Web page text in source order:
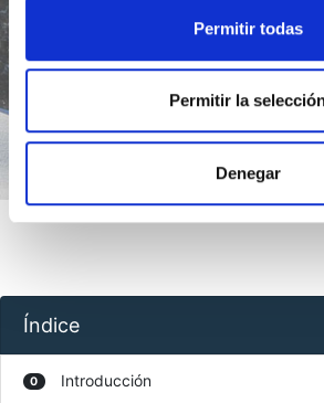
Permitir todas
Permitir la
Denegar
Introducción
Índice
0 Introducción